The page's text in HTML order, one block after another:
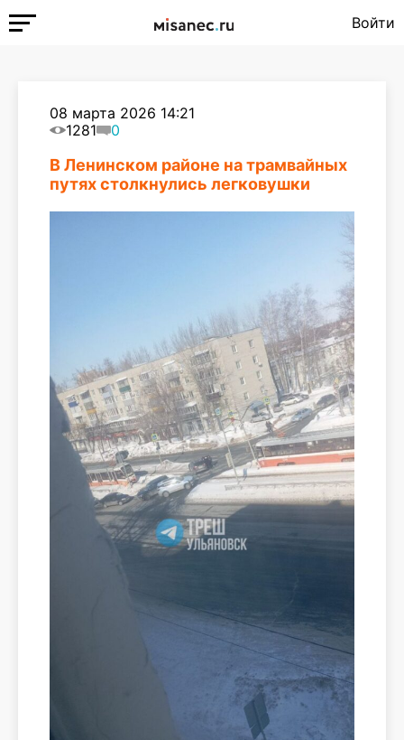
Войти
08 марта 2026 14:21
1281
0
В Ленинском районе на трамвайных
путях столкнулись легковушки